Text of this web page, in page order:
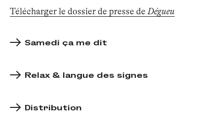
Télécharger le dossier de presse deDégueu
Samedi ça me dit
Relax & langue des signes
Distribution